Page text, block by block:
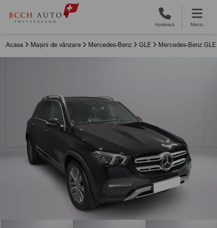
Apelează Meniu
Acasa Mașini de vânzare Mercedes-Benz GLE Mercedes-Benz